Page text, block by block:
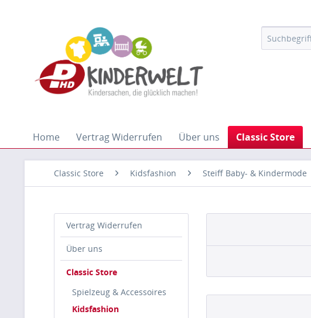
Home Vertrag Widerrufen Über uns Classic Store
Classic Store Kidsfashion Steiff Baby- & Kindermode
Vertrag Widerrufen
Über uns
Classic Store
Spielzeug & Accessoires
Kidsfashion